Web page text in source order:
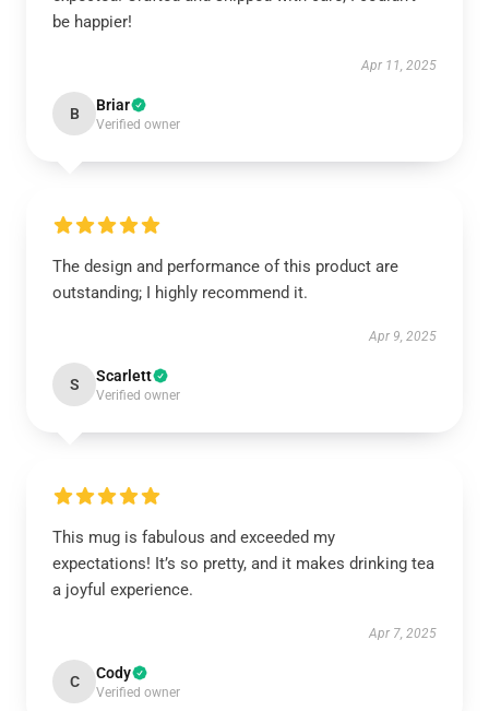
be happier!
Apr 11, 2025
B Briar
Verified owner
The design and performance of this product are
outstanding; I highly recommend it.
Apr 9, 2025
S Scarlett
Verified owner
This mug is fabulous and exceeded my
expectations! It’s so pretty, and it makes drinking tea
a joyful experience.
Apr 7, 2025
C Cody
Verified owner